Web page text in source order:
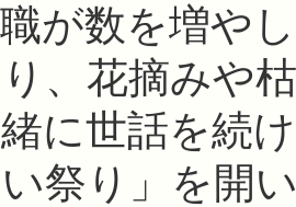
が数を増や
、花摘みや
に世話を続
い祭り」を開